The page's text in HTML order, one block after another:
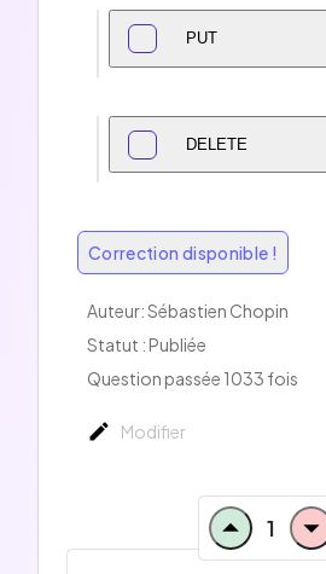
PUT
DELETE
Correction disponible !
Auteur: Sébastien Chopin
Statut : Publiée
Question passée 1033 fois
Modifier
1